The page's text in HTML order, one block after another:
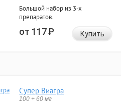
Большой набор из 3-х
препаратов.
от 117Р Купить
Супер Виагра
100 + 60 мг